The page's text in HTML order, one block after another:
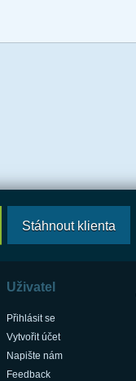
Stáhnout klienta
Uživatel
Přihlásit se
Vytvořit účet
Napište nám
Feedback